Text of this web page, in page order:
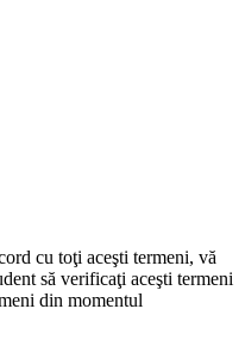
cu toţi aceşti termeni, vă
să verificaţi aceşti termeni
din momentul